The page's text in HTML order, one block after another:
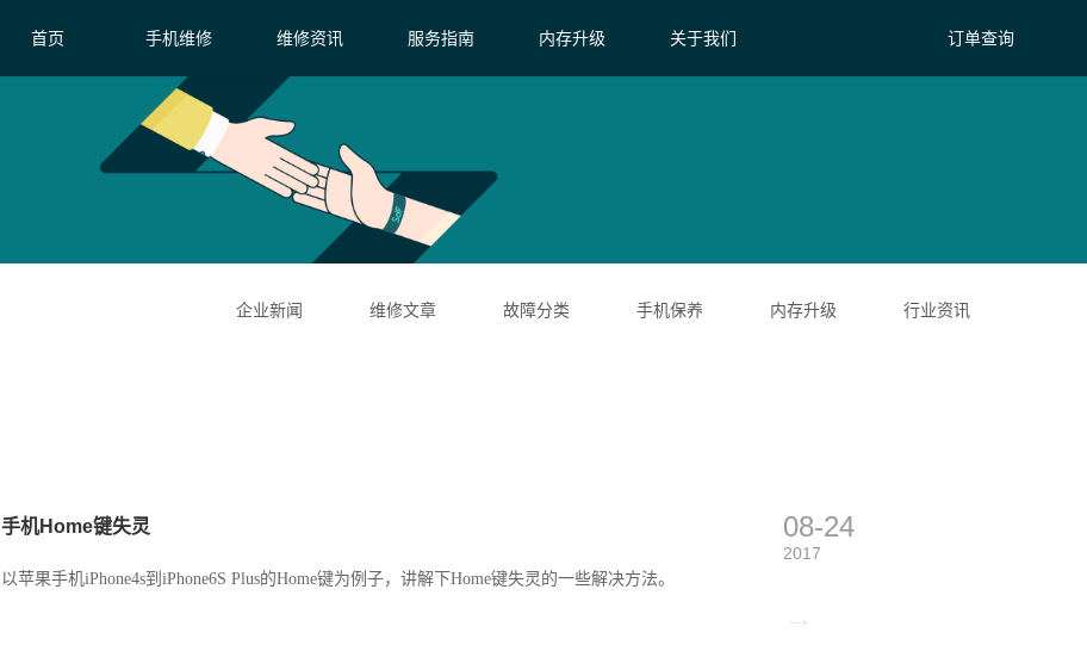
首页 手机维修 维修资讯 服务指南 内存升级 关于我们 订单查询
企业新闻 维修文章 故障分类 手机保养 内存升级 行业资讯
手机Home键失灵
以苹果手机iPhone4s到iPhone6S Plus的Home键为例子，讲解下Home键失灵的一些解决方法。
08-24
2017